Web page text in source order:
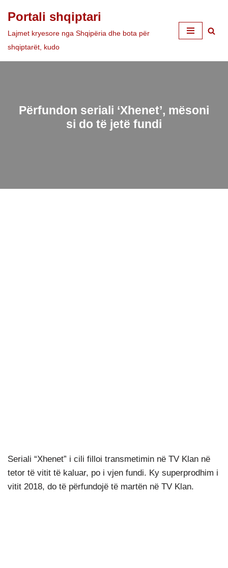
Skip
to
Portali shqiptari
Lajmet kryesore nga Shqipëria dhe bota për
shqiptarët, kudo
Përfundon seriali ‘Xhenet’, mësoni
si do të jetë fundi
Seriali “Xhenet” i cili filloi transmetimin në TV Klan në
tetor të vitit të kaluar, po i vjen fundi. Ky superprodhim i
vitit 2018, do të përfundojë të martën në TV Klan.